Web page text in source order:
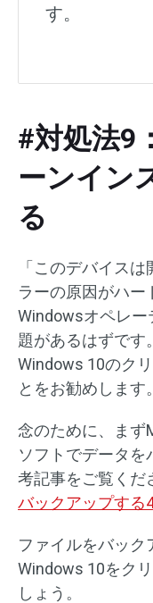
す。
#対処法9
ーンイン
る
「このデバイス
ラーの原因がハー
Windowsオペレー
題があるはずです
Windows 10のク
とをお勧めします。
念のために、まず
ソフトでデータを
考記事をご覧くだ
バックアップする
ファイルをバック
Windows 10をク
しょう。